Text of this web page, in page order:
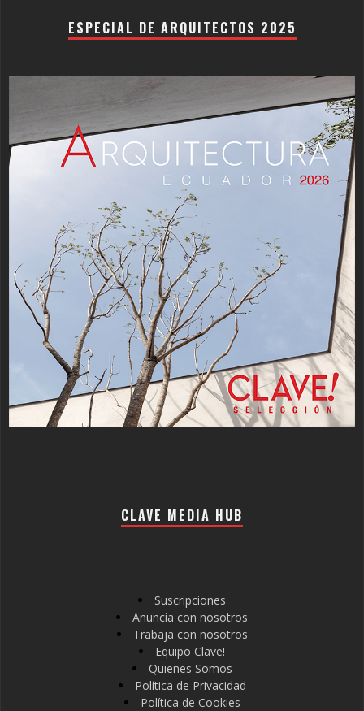
ESPECIAL DE ARQUITECTOS 2025
CLAVE MEDIA HUB
Suscripciones
Anuncia con nosotros
Trabaja con nosotros
Equipo Clave!
Quienes Somos
Política de Privacidad
Política de Cookies